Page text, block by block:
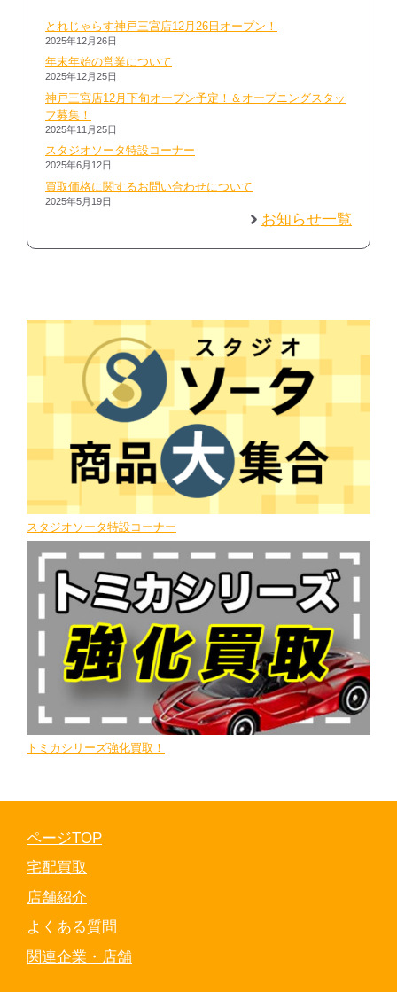
とれじゃらす神戸三宮店12月26日オープン！
2025年12月26日
年末年始の営業について
2025年12月25日
神戸三宮店12月下旬オープン予定！＆オープニングスタッ
フ募集！
2025年11月25日
スタジオソータ特設コーナー
2025年6月12日
買取価格に関するお問い合わせについて
2025年5月19日
お知らせ一覧
スタジオソータ特設コーナー
トミカシリーズ強化買取！
ページTOP
宅配買取
店舗紹介
よくある質問
関連企業・店舗